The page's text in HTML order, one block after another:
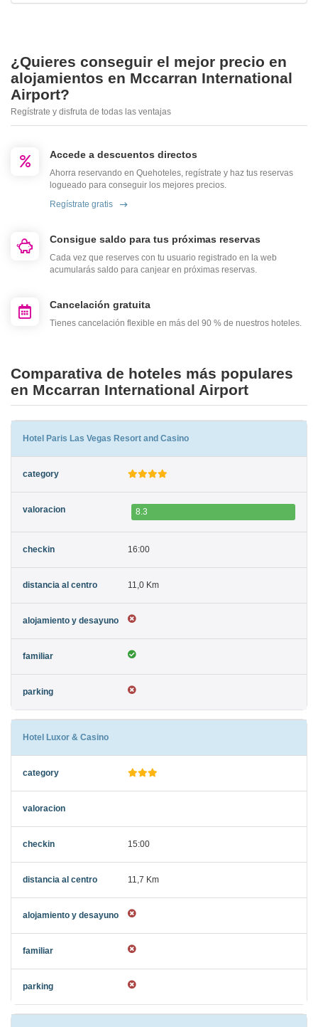
¿Quieres conseguir el mejor precio en
alojamientos en Mccarran International
Airport?
Regístrate y disfruta de todas las ventajas
Accede a descuentos directos
Ahorra reservando en Quehoteles, regístrate y haz tus reservas
logueado para conseguir los mejores precios.
Regístrate gratis
Consigue saldo para tus próximas reservas
Cada vez que reserves con tu usuario registrado en la web
acumularás saldo para canjear en próximas reservas.
Cancelación gratuita
Tienes cancelación flexible en más del 90 % de nuestros hoteles.
Comparativa de hoteles más populares
en Mccarran International Airport
Hotel Paris Las Vegas Resort and Casino
8.3
16:00
11,0 Km
Hotel Luxor & Casino
15:00
11,7 Km